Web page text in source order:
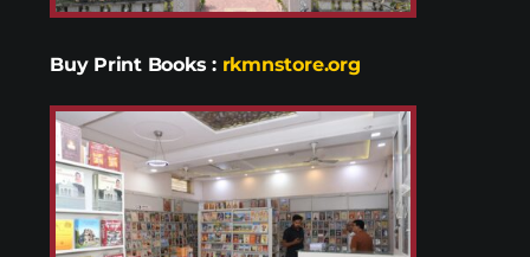
Buy Print Books : rkmnstore.org